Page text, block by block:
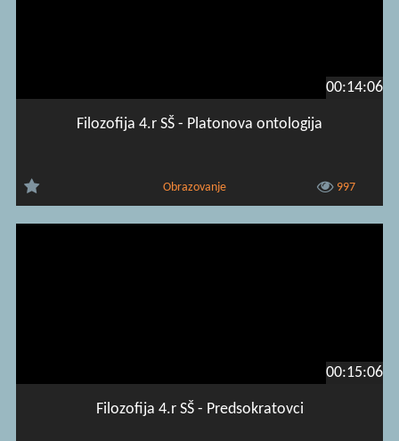
00:14:06
Filozofija 4.r SŠ - Platonova ontologija
Obrazovanje 997
00:15:06
Filozofija 4.r SŠ - Predsokratovci